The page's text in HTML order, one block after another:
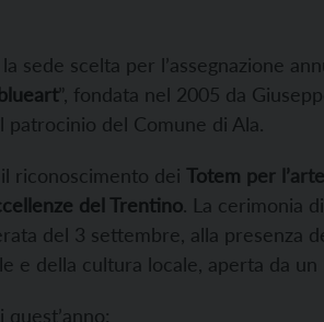
la sede scelta per l’assegnazione
”, fondata nel 2005 da
del Comune di Ala.
riconoscimento dei Totem per
del Trentino. La cerimonia
del 3 settembre, alla presenza
e della cultura locale, aperta da
quest’anno: